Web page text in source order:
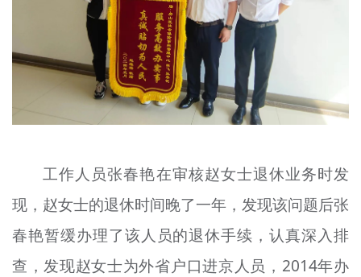
资料库
工作人员张春艳在审核赵女士退休业务时发
现，赵女士的退休时间晚了一年，发现该问题后张
春艳暂缓办理了该人员的退休手续，认真深入排
查，发现赵女士为外省户口进京人员，2014年办